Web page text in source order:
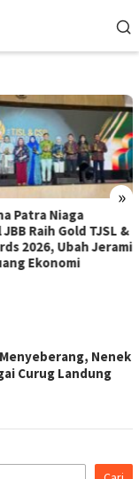
»
Patra Niaga
Raih Gold TJSL &
2026, Ubah Jerami
Ekonomi
Nenek
Curug Landung